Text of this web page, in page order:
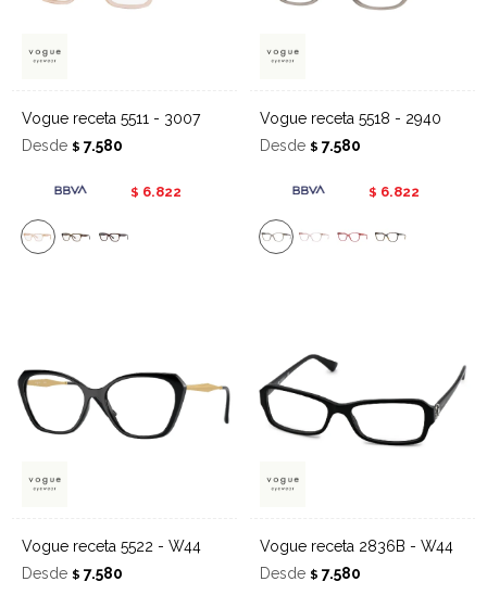
Vogue receta 5511 - 3007
Desde $ 7.580
$ 6.822
Vogue receta 5518 - 2940
Desde $ 7.580
$ 6.822
Vogue receta 5522 - W44
Desde $ 7.580
Vogue receta 2836B - W44
Desde $ 7.580